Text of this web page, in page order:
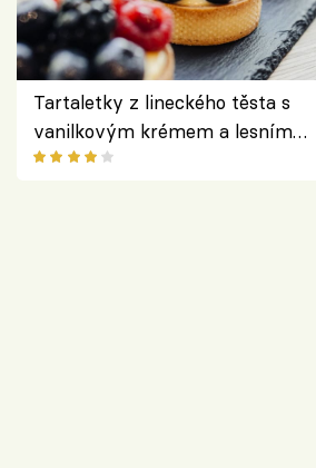
Tartaletky z lineckého těsta s
vanilkovým krémem a lesním
ovocem podle Bread Society